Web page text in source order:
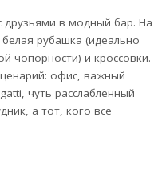
друзьями в модный бар. На
рубашка (идеально
чопорности) и кроссовки.
офис, важный
чуть расслабленный
а тот, кого все